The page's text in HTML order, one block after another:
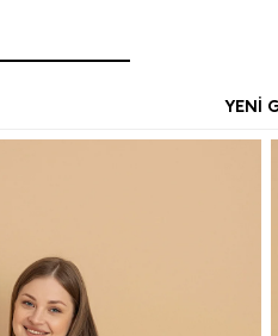
YENİ